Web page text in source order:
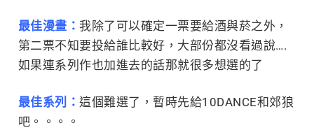
最佳漫畫： 我除了可以確定一票要給酒與菸之外，
第二票不知要投給誰比較好，大部份都沒看過說….
如果連系列作也加進去的話那就很多想選的了
最佳系列： 這個難選了，暫時先給10DANCE和郊狼
吧。。。。